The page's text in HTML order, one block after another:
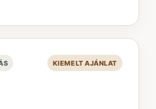
KIEMELT AJÁNLAT